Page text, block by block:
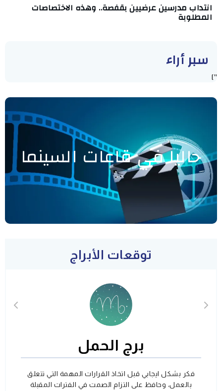
انتداب مدرسين عرضيين بقفصة.. وهذه الاختصاصات
المطلوبة
سبر أراء
"]
حاليا في قاعات السينما
توقعات الأبراج
برج الحمل
فكر بشكل ايجابي قبل اتخاذ القرارات المهمة التي تتعلق
بالعمل، وحافظ على التزام الصمت في الفترات المقبلة